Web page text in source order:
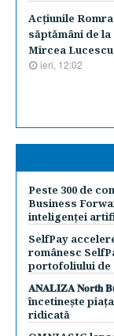
Acţiunile
săptămâni de
Mircea
ieri, 12:02
Peste 300 de
Business
inteligenței
SelfPay
românesc
portofoliului de
𝐀𝐍𝐀𝐋𝐈𝐙𝐀 𝐍𝐨𝐫𝐭𝐡
încetinește
ridicată